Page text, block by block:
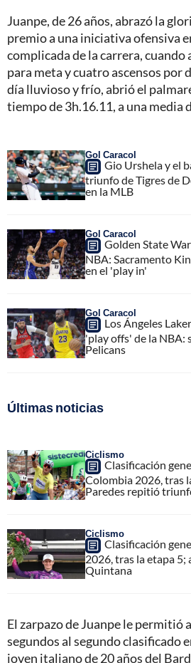
Juanpe, de 26 años, abrazó la
premio a una iniciativa ofensiva
complicada de la carrera, cuando
para meta y cuatro ascensos por
día lluvioso y frío, abrió el
tiempo de 3h.16.11, a una media
Gol Caracol
Gio Urshela y el
triunfo de Tigres de
en la MLB
Gol Caracol
Golden State
NBA: Sacramento
en el 'play in'
Gol Caracol
Los Ángeles
'play offs' de la NBA:
Pelicans
Últimas noticias
Ciclismo
Clasificación
Colombia 2026, tras
Paredes repitió
Ciclismo
Clasificación
2026, tras la etapa 5;
Quintana
El zarpazo de Juanpe le permitió
segundos al segundo clasificado
joven italiano de 20 años del